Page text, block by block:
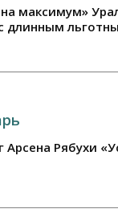
максимум»
длинным
Арсена Рябухи